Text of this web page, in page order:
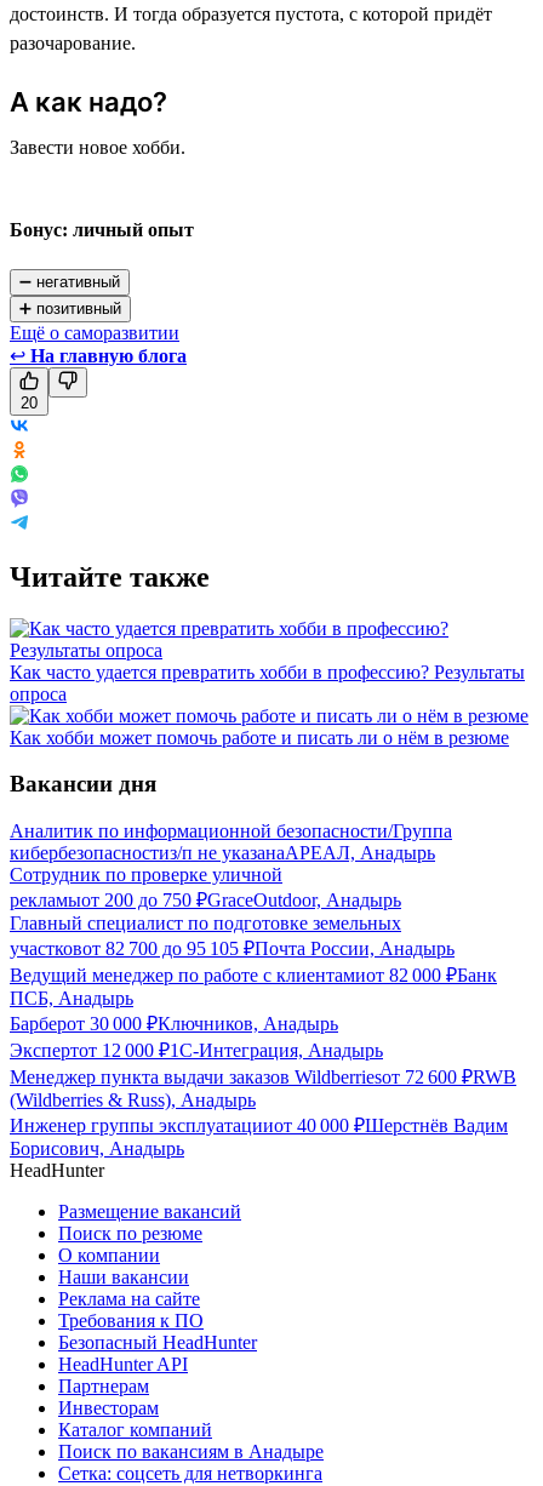
достоинств. И тогда образуется пустота, с которой придёт
разочарование.
А как надо?
Завести новое хобби.
Бонус: личный опыт
➖ негативный
➕ позитивный
Ещё о саморазвитии
↩ На главную блога
20
Читайте также
Как часто удается превратить хобби в профессию? Результаты
опроса
Как хобби может помочь работе и писать ли о нём в резюме
Вакансии дня
Аналитик по информационной безопасности/Группа
кибербезопасностиз/п не указанаАРЕАЛ, Анадырь
Сотрудник по проверке уличной
рекламыот 200 до 750 ₽GraceOutdoor, Анадырь
Главный специалист по подготовке земельных
участковот 82 700 до 95 105 ₽Почта России, Анадырь
Ведущий менеджер по работе с клиентамиот 82 000 ₽Банк
ПСБ, Анадырь
Барберот 30 000 ₽Ключников, Анадырь
Экспертот 12 000 ₽1С-Интеграция, Анадырь
Менеджер пункта выдачи заказов Wildberriesот 72 600 ₽RWB
(Wildberries & Russ), Анадырь
Инженер группы эксплуатацииот 40 000 ₽Шерстнёв Вадим
Борисович, Анадырь
HeadHunter
Размещение вакансий
Поиск по резюме
О компании
Наши вакансии
Реклама на сайте
Требования к ПО
Безопасный HeadHunter
HeadHunter API
Партнерам
Инвесторам
Каталог компаний
Поиск по вакансиям в Анадыре
Сетка: соцсеть для нетворкинга